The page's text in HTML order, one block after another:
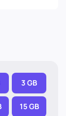
3 GB
15 GB